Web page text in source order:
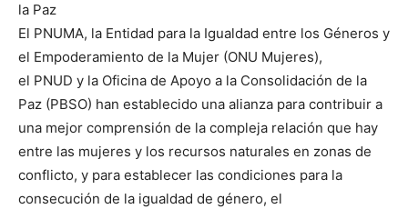
la Paz
El PNUMA, la Entidad para la Igualdad entre los Géneros y
el Empoderamiento de la Mujer (ONU Mujeres),
el PNUD y la Oficina de Apoyo a la Consolidación de la
Paz (PBSO) han establecido una alianza para contribuir a
una mejor comprensión de la compleja relación que hay
entre las mujeres y los recursos naturales en zonas de
conflicto, y para establecer las condiciones para la
consecución de la igualdad de género, el